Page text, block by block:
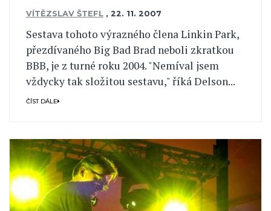
VÍTĚZSLAV ŠTEFL , 22. 11. 2007
Sestava tohoto výrazného člena Linkin Park,
přezdívaného Big Bad Brad neboli zkratkou
BBB, je z turné roku 2004. "Nemíval jsem
vždycky tak složitou sestavu," říká Delson...
ČÍST DÁLE